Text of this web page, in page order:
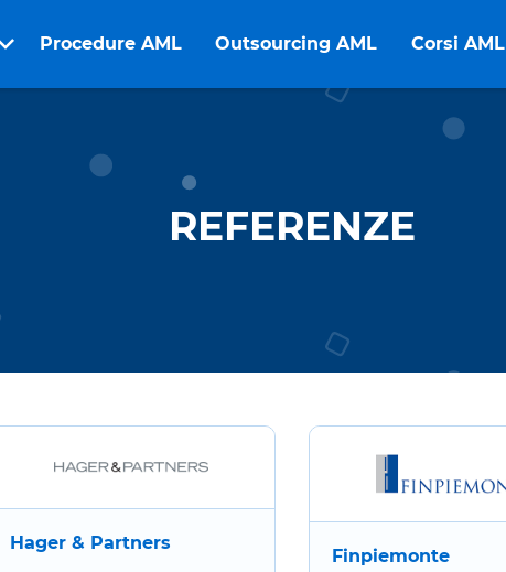
Procedure AML Outsourcing AML Corsi AML
REFERENZE
Hager & Partners
Finpiemonte